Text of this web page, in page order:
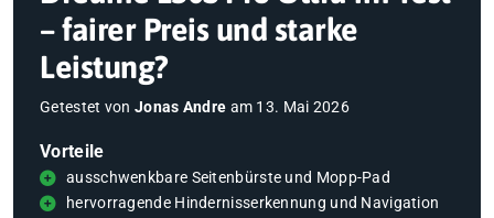
– fairer Preis und starke
Leistung?
Getestet von Jonas Andre am 13. Mai 2026
Vorteile
ausschwenkbare Seitenbürste und Mopp-Pad
hervorragende Hindernisserkennung und Navigation